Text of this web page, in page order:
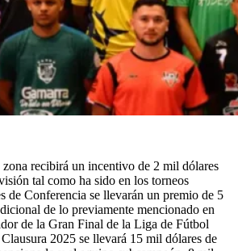
recibirá un incentivo de 2 mil dólares
tal como ha sido en los torneos
de Conferencia se llevarán un premio de 5
de lo previamente mencionado en
de la Gran Final de la Liga de Fútbol
2025 se llevará 15 mil dólares de